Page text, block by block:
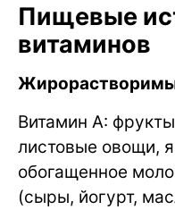
Пищевые
витаминов
Витамин A:
листовые овощи,
обогащенное
(сыры, йогурт,